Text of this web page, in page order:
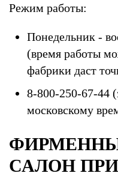
Режим работы:
Понедельник -
(время работы
фабрики даст
8-800-250-67-44
московскому
САЛОН